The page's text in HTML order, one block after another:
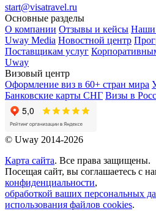
start@visatravel.ru
Основные разделы
О компании Отзывы и кейсы Наши
Uway Media Новостной центр
Поставщикам услуг
Uway
Визовый центр
Оформление виз в 60+ стран мира
Банковские карты СНГ Визы в
© Uway 2014-2026
Карта сайта. Все права защищены.
Посещая сайт, вы соглашаетесь с
конфиденциальности,
обработкой ваших персональных
использования файлов cookies.